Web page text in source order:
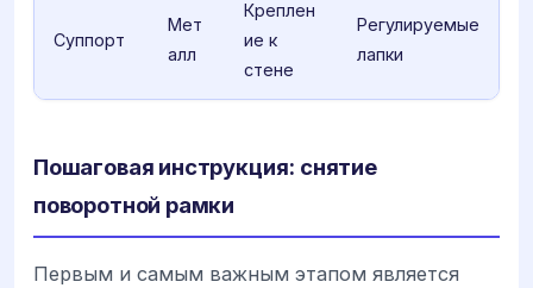
Суппорт
Мет
алл
Креплен
ие к
стене
Регулируемые
лапки
Пошаговая инструкция: снятие
поворотной рамки
Первым и самым важным этапом является